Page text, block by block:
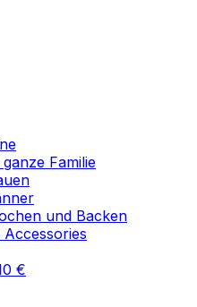
Familie
und Backen
€